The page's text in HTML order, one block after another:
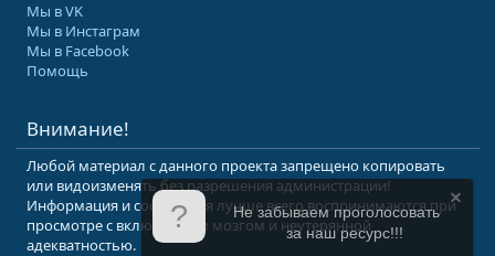
Мы в VK
Мы в Инстаграм
Мы в Facebook
Помощь
Внимание!
Любой материал с данного проекта запрещено копировать
или видоизменять без разрешения администрации!
Информация и сообщения лучше всего воспринимаются при
просмотре с включенным мозгом и неутерянной
адекватностью.
Не забываем проголосовать
за наш ресурс!!!